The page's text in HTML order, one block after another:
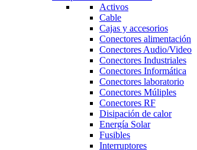
Activos
Cable
Cajas y accesorios
Conectores alimentación
Conectores Audio/Video
Conectores Industriales
Conectores Informática
Conectores laboratorio
Conectores Múliples
Conectores RF
Disipación de calor
Energía Solar
Fusibles
Interruptores